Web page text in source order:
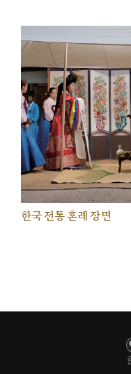
한국 전통 혼례 장면